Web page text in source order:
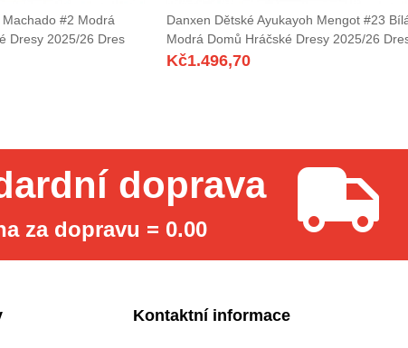
#2 Modrá
Dresy 2025/26 Dres
Danxen Dětské Ayukayoh Mengot #23
Modrá Domů Hráčské Dresy 2025/26
Kč1.496,70
doprava
za dopravu = 0.00
Kontaktní informace